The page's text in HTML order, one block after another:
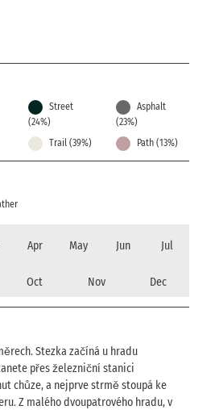
Street
(24%)
Asphalt
(23%)
Trail (39%)
Path (13%)
Apr May Jun Jul
Oct Nov Dec
Stezka začíná u hradu
přes železniční stanici
chůze, a nejprve strmě stoupá ke
Z malého dvoupatrového hradu, v